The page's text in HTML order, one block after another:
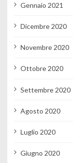
Gennaio 2021
Dicembre 2020
Novembre 2020
Ottobre 2020
Settembre 2020
Agosto 2020
Luglio 2020
Giugno 2020